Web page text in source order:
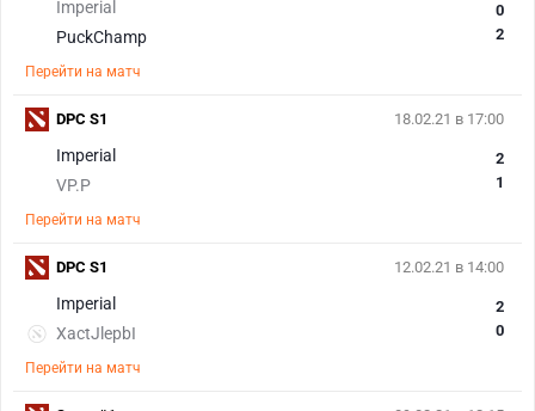
Imperial
PuckChamp
0
2
Перейти на матч
18.02.21 в 17:00
Imperial
VP.P
2
1
Перейти на матч
DPC S1
12.02.21 в 14:00
Imperial
XactJlepbI
2
0
Перейти на матч
DPC S1